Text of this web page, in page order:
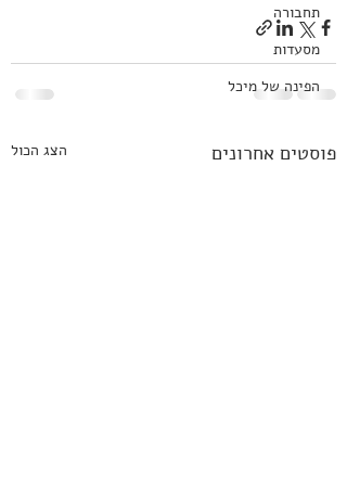
תחבורה
מסעדות
הפינה של מיכל
פוסטים אחרונים הצג הכול